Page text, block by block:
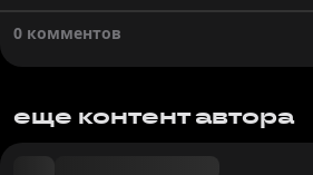
0 комментов
еще контент автора